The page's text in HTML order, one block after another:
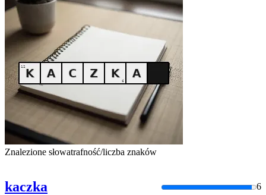
Znalezione słowatrafność/liczba znaków
kaczka 6